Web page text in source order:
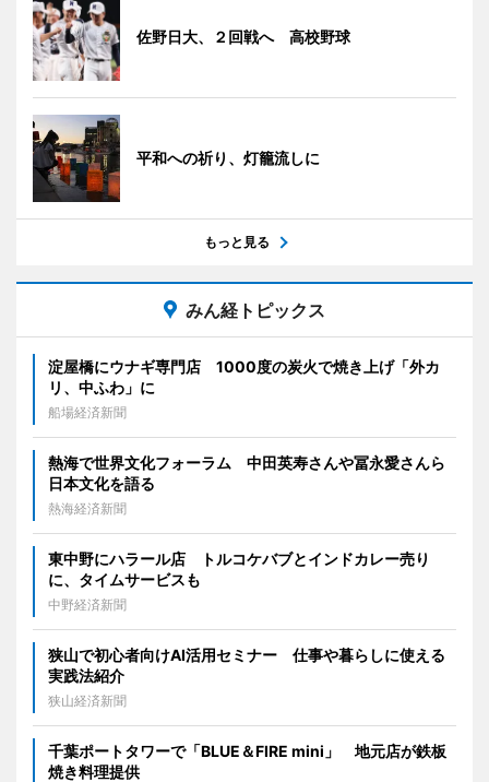
佐野日大、２回戦へ 高校野球
平和への祈り、灯籠流しに
もっと見る
みん経トピックス
淀屋橋にウナギ専門店 1000度の炭火で焼き上げ「外カ
リ、中ふわ」に
船場経済新聞
熱海で世界文化フォーラム 中田英寿さんや冨永愛さんら
日本文化を語る
熱海経済新聞
東中野にハラール店 トルコケバブとインドカレー売り
に、タイムサービスも
中野経済新聞
狭山で初心者向けAI活用セミナー 仕事や暮らしに使える
実践法紹介
狭山経済新聞
千葉ポートタワーで「BLUE＆FIRE mini」 地元店が鉄板
焼き料理提供